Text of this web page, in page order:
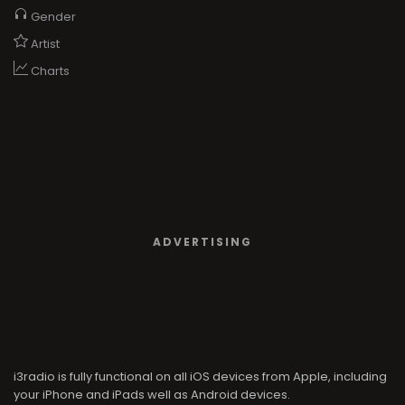
Gender
Artist
Charts
ADVERTISING
i3radio is fully functional on all iOS devices from Apple, including
your iPhone and iPads well as Android devices.